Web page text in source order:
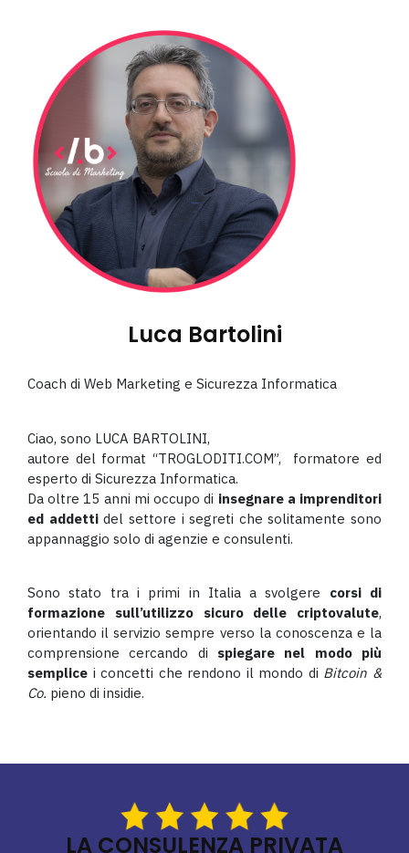
Luca Bartolini
Coach di Web Marketing e Sicurezza Informatica
Ciao, sono LUCA BARTOLINI,
autore del format “TROGLODITI.COM”, formatore ed
esperto di Sicurezza Informatica.
Da oltre 15 anni mi occupo di insegnare a imprenditori
ed addettidel settore i segreti che solitamente sono
appannaggio solo di agenzie e consulenti.
Sono stato tra i primi in Italia a svolgere corsi di
formazione sull’utilizzo sicuro delle criptovalute,
orientando il servizio sempre verso la conoscenza e la
comprensione cercando di spiegare nel modo più
semplice i concetti che rendono il mondo di Bitcoin &
Co. pieno di insidie.
LA CONSULENZA PRIVATA